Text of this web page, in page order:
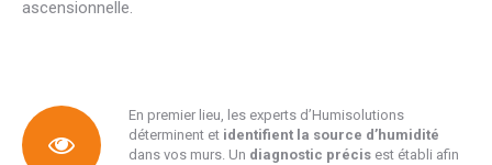
ascensionnelle.
En premier lieu, les experts d’Humisolutions
déterminent et identifient la source d’humidité
dans vos murs. Un diagnostic précis est établi afin